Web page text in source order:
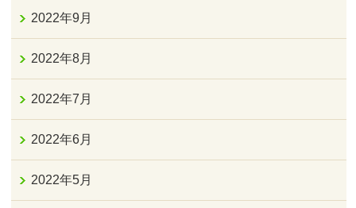
2022年9月
2022年8月
2022年7月
2022年6月
2022年5月